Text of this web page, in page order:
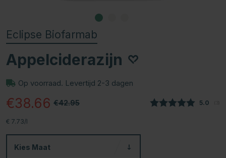
Eclipse Biofarmab
Appelciderazijn
Op voorraad. Levertijd 2-3 dagen
€42.95
€38.66 5.0
€ 7.73/l
Kies Maat